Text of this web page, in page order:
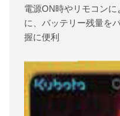
電源ON時やリモコン
に、バッテリー残量を
握に便利